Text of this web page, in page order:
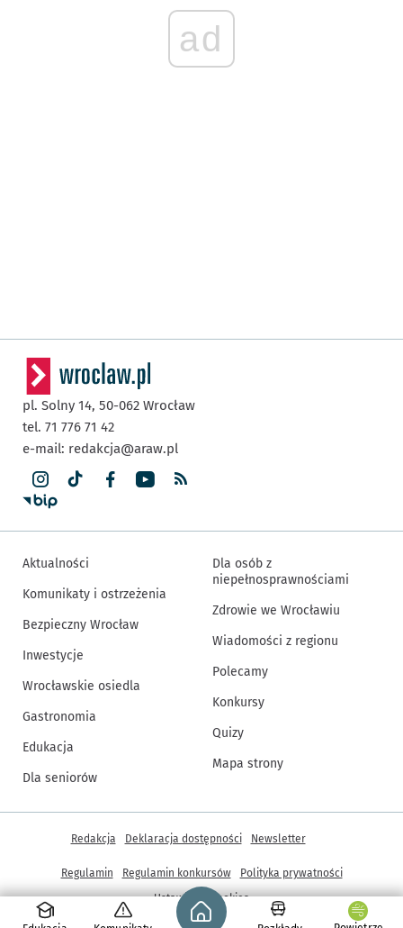
ad
Strona główna - wroclaw.pl
pl. Solny 14, 50-062 Wrocław
tel. 71 776 71 42
e-mail: redakcja@araw.pl
Aktualności
Komunikaty i ostrzeżenia
Bezpieczny Wrocław
Inwestycje
Wrocławskie osiedla
Gastronomia
Edukacja
Dla seniorów
Dla osób z
niepełnosprawnościami
Zdrowie we Wrocławiu
Wiadomości z regionu
Polecamy
Konkursy
Quizy
Mapa strony
Inne informacje
Redakcja Deklaracja dostępności Newsletter
Regulamin Regulamin konkursów
Polityka prywatności
Ustawienia cookies